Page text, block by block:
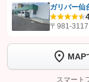
【STEP1】認証画面でグ
トーク画面で
完了してくだ
ガリバー仙
〒981-
MAP
スマート